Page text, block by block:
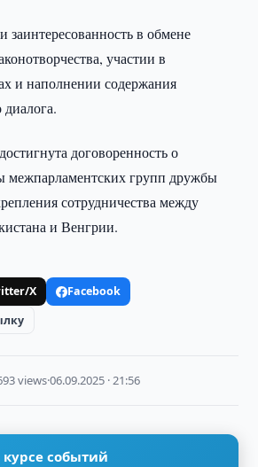
заинтересованность в обмене
участии в
и наполнении содержания
договоренность о
межпарламентских групп дружбы
сотрудничества между
и Венгрии.
X
Facebook
views·06.09.2025 · 21:56
курсе событий